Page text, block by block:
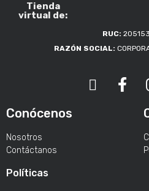
Tienda
virtual de:
RUC:
RAZÓN SOCIAL:
Conócenos
Nosotros
Contáctanos
Políticas